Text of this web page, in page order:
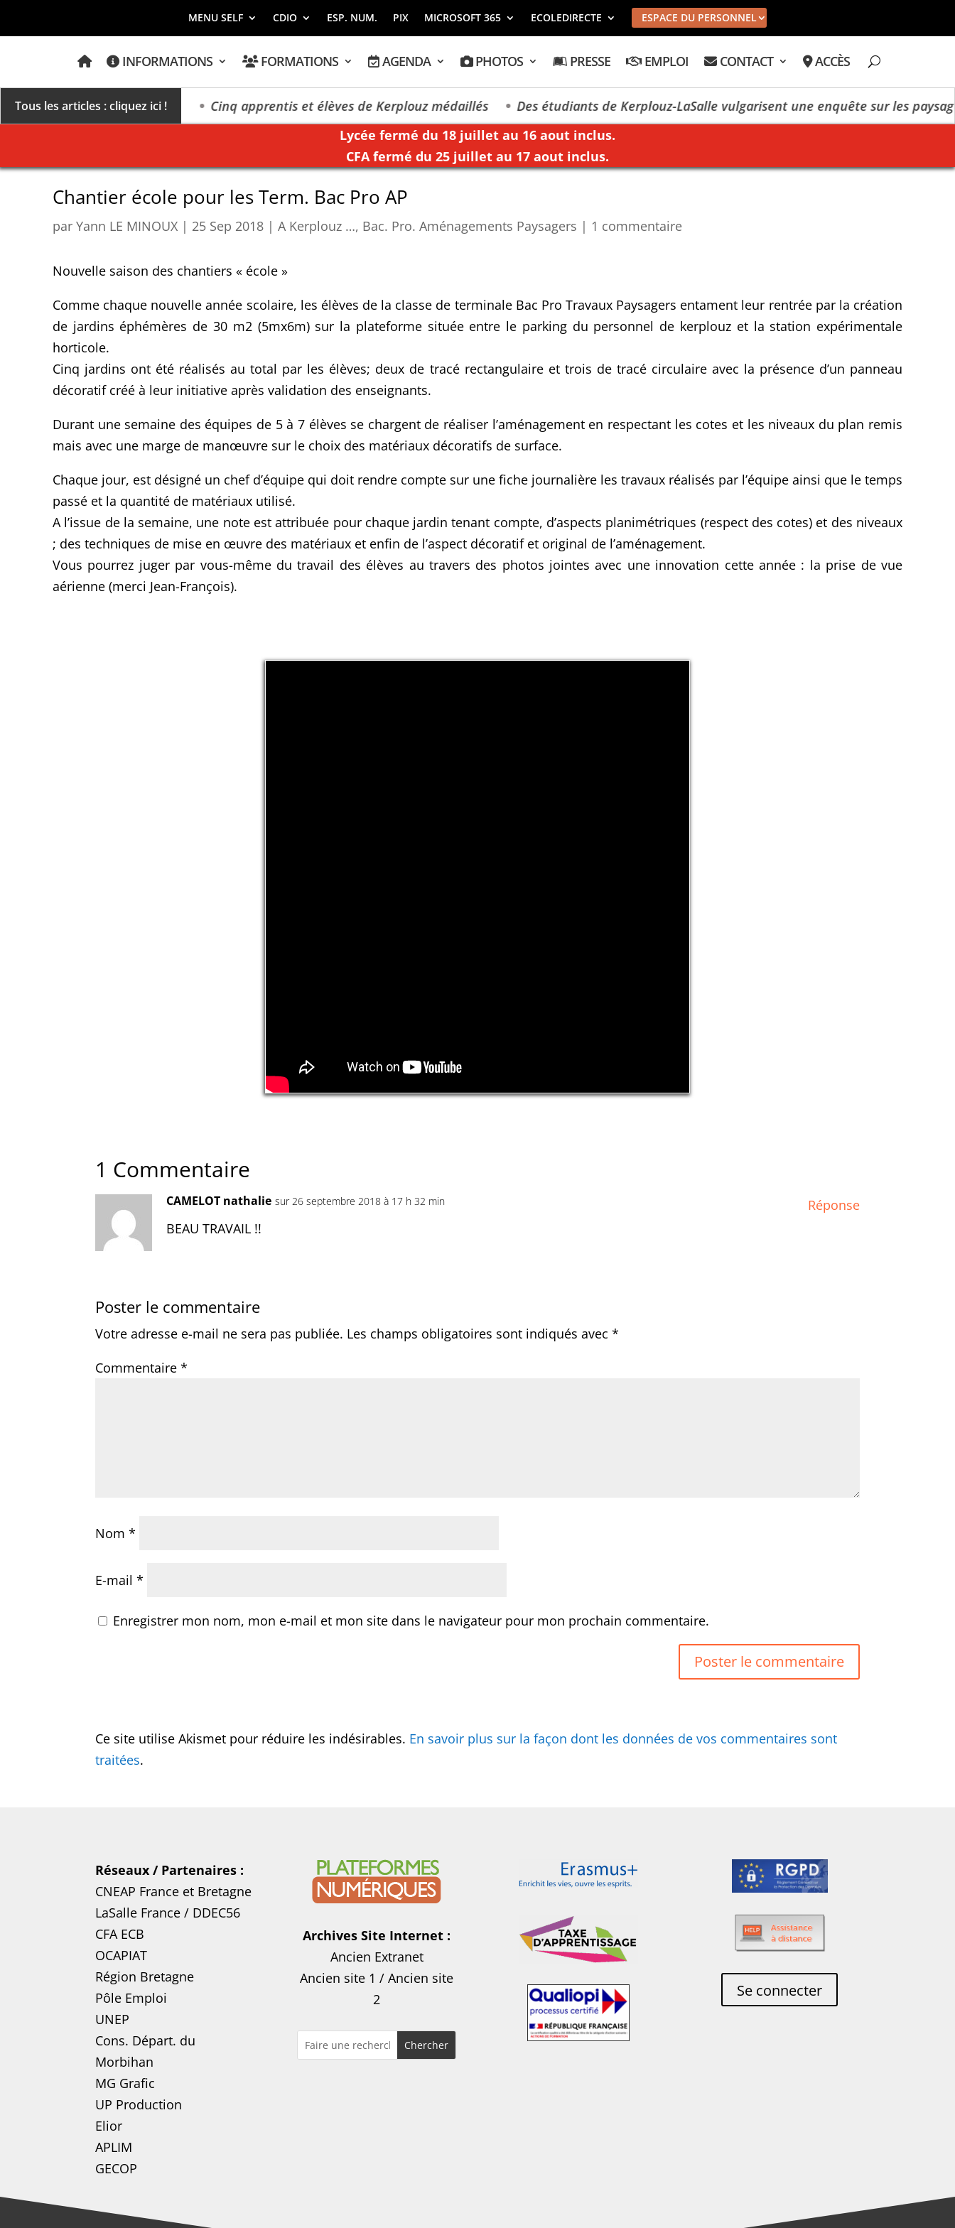
MENU SELF CDIO ESP. NUM. PIX MICROSOFT 365 ECOLEDIRECTE ESPACE DU PERSONNEL
A
U
E
I
L
INFORMATIONS FORMATIONS AGENDA PHOTOS PRESSE EMPLOI CONTACT ACCÈS
Tous les articles : cliquez ici !
des extrêmes » Cinq apprentis et élèves de Kerplouz médaillés
Des étudiants de Kerplouz-LaSalle vulgarisent une enquête sur les paysages
Lycée fermé du 18 juillet au 16 aout inclus.
CFA fermé du 25 juillet au 17 aout inclus.
Chantier école pour les Term. Bac Pro AP
par Yann LE MINOUX| 25 Sep 2018| A Kerplouz …, Bac. Pro. Aménagements Paysagers | 1 commentaire
Nouvelle saison des chantiers « école »
Comme chaque nouvelle année scolaire, les élèves de la classe de terminale Bac Pro Travaux Paysagers entament leur rentrée par la création
de jardins éphémères de 30 m2 (5mx6m) sur la plateforme située entre le parking du personnel de kerplouz et la station expérimentale
horticole.
Cinq jardins ont été réalisés au total par les élèves; deux de tracé rectangulaire et trois de tracé circulaire avec la présence d’un panneau
décoratif créé à leur initiative après validation des enseignants.
Durant une semaine des équipes de 5 à 7 élèves se chargent de réaliser l’aménagement en respectant les cotes et les niveaux du plan remis
mais avec une marge de manœuvre sur le choix des matériaux décoratifs de surface.
Chaque jour, est désigné un chef d’équipe qui doit rendre compte sur une fiche journalière les travaux réalisés par l’équipe ainsi que le temps
passé et la quantité de matériaux utilisé.
A l’issue de la semaine, une note est attribuée pour chaque jardin tenant compte, d’aspects planimétriques (respect des cotes) et des niveaux
; des techniques de mise en œuvre des matériaux et enfin de l’aspect décoratif et original de l’aménagement.
Vous pourrez juger par vous-même du travail des élèves au travers des photos jointes avec une innovation cette année : la prise de vue
aérienne (merci Jean-François).
1 Commentaire
CAMELOT nathalie sur 26 septembre 2018 à 17 h 32 min
BEAU TRAVAIL !!
Réponse
Poster le commentaire
Votre adresse e-mail ne sera pas publiée. Les champs obligatoires sont indiqués avec*
Commentaire*
Nom*
E-mail*
Enregistrer mon nom, mon e-mail et mon site dans le navigateur pour mon prochain commentaire.
Ce site utilise Akismet pour réduire les indésirables. En savoir plus sur la façon dont les données de vos commentaires sont
traitées.
Réseaux / Partenaires :
CNEAP France et Bretagne
LaSalle France / DDEC56
CFA ECB
OCAPIAT
Région Bretagne
Pôle Emploi
UNEP
Cons. Départ. du
Morbihan
MG Grafic
UP Production
Elior
APLIM
GECOP
Archives Site Internet :
Ancien Extranet
Ancien site 1 /Ancien site
2
Se connecter